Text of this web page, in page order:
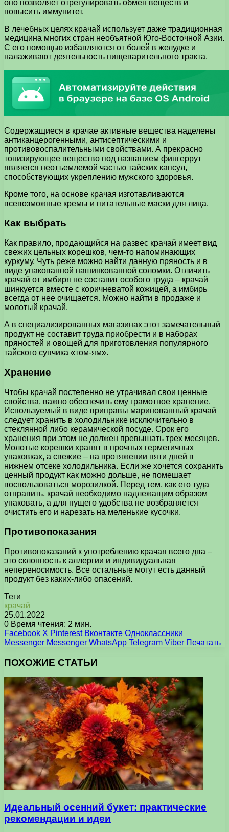
оно позволяет отрегулировать обмен веществ и
повысить иммунитет.
В лечебных целях крачай использует даже традиционная
медицина многих стран необъятной Юго-Восточной Азии.
С его помощью избавляются от болей в желудке и
налаживают деятельность пищеварительного тракта.
Содержащиеся в крачае активные вещества наделены
антиканцерогенными, антисептическими и
противовоспалительными свойствами. А прекрасно
тонизирующее вещество под названием фингеррут
является неотъемлемой частью тайских капсул,
способствующих укреплению мужского здоровья.
Кроме того, на основе крачая изготавливаются
всевозможные кремы и питательные маски для лица.
Как выбрать
Как правило, продающийся на развес крачай имеет вид
свежих цельных корешков, чем-то напоминающих
куркуму. Чуть реже можно найти данную пряность и в
виде упакованной нашинкованной соломки. Отличить
крачай от имбиря не составит особого труда – крачай
шинкуется вместе с коричневатой кожицей, а имбирь
всегда от нее очищается. Можно найти в продаже и
молотый крачай.
А в специализированных магазинах этот замечательный
продукт не составит труда приобрести и в наборах
пряностей и овощей для приготовления популярного
тайского супчика «том-ям».
Хранение
Чтобы крачай постепенно не утрачивал свои ценные
свойства, важно обеспечить ему грамотное хранение.
Используемый в виде приправы маринованный крачай
следует хранить в холодильнике исключительно в
стеклянной либо керамической посуде. Срок его
хранения при этом не должен превышать трех месяцев.
Молотые корешки хранят в прочных герметичных
упаковках, а свежие – на протяжении пяти дней в
нижнем отсеке холодильника. Если же хочется сохранить
ценный продукт как можно дольше, не помешает
воспользоваться морозилкой. Перед тем, как его туда
отправить, крачай необходимо надлежащим образом
упаковать, а для пущего удобства не возбраняется
очистить его и нарезать на меленькие кусочки.
Противопоказания
Противопоказаний к употреблению крачая всего два –
это склонность к аллергии и индивидуальная
непереносимость. Все остальные могут есть данный
продукт без каких-либо опасений.
Теги
крачай
25.01.2022
0 Время чтения: 2 мин.
Facebook X Pinterest Вконтакте Одноклассники
Messenger Messenger WhatsApp Telegram Viber Печатать
ПОХОЖИЕ СТАТЬИ
Идеальный осенний букет: практические
рекомендации и идеи